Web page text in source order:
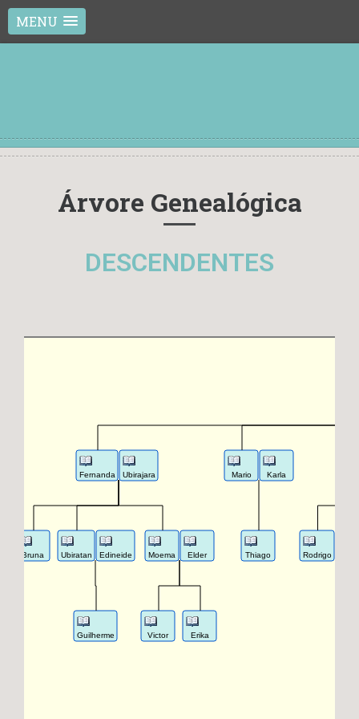
MENU
Árvore Genealógica
DESCENDENTES
Fernanda Ubirajara
Bruna Ubiratan Edineide
Guilherme
Moema Elder
Victor Erika
Mario Karla
Thiago Rodrigo